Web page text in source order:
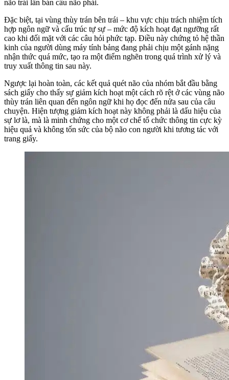
não trái lẫn bán cầu não phải.
Đặc biệt, tại vùng thùy trán bên trái – khu vực chịu trách nhiệm tích
hợp ngôn ngữ và cấu trúc tự sự – mức độ kích hoạt đạt ngưỡng rất
cao khi đối mặt với các câu hỏi phức tạp. Điều này chứng tỏ hệ thần
kinh của người dùng máy tính bảng đang phải chịu một gánh nặng
nhận thức quá mức, tạo ra một điểm nghẽn trong quá trình xử lý và
truy xuất thông tin sau này.
Ngược lại hoàn toàn, các kết quả quét não của nhóm bắt đầu bằng
sách giấy cho thấy sự giảm kích hoạt một cách rõ rệt ở các vùng não
thùy trán liên quan đến ngôn ngữ khi họ đọc đến nửa sau của câu
chuyện. Hiện tượng giảm kích hoạt này không phải là dấu hiệu của
sự lơ là, mà là minh chứng cho một cơ chế tổ chức thông tin cực kỳ
hiệu quả và không tốn sức của bộ não con người khi tương tác với
trang giấy.